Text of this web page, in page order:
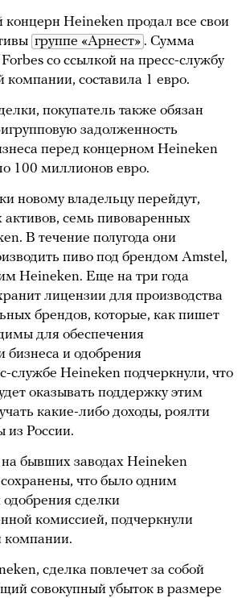
Heineken продал все свои
группе «Арнест» . Сумма
со ссылкой на пресс-службу
компании, составила 1 евро.
покупатель также обязан
задолженность
перед концерном Heineken
100 миллионов евро.
новому владельцу перейдут,
активов, семь пивоваренных
В течение полугода они
пиво под брендом Amstel,
Heineken. Еще на три года
лицензии для производства
брендов, которые, как пишет
для обеспечения
бизнеса и одобрения
службе Heineken подчеркнули, что
оказывать поддержку этим
какие-либо доходы, роялти
из России.
бывших заводах Heineken
сохранены, что было одним
одобрения сделки
комиссией, подчеркнули
компании.
сделка повлечет за собой
совокупный убыток в размере